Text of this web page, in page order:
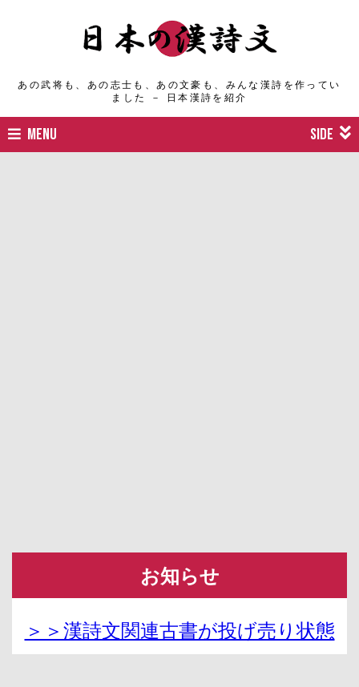
あの武将も、あの志士も、あの文豪も、みんな漢詩を作ってい
ました － 日本漢詩を紹介
MENU SIDE
お知らせ
＞＞漢詩文関連古書が投げ売り状態